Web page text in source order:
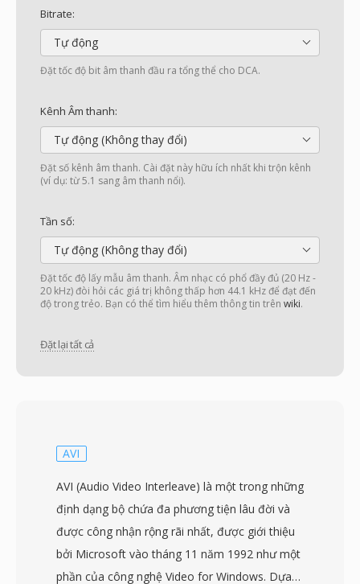
Bitrate:
Tự động
Đặt tốc độ bit âm thanh đầu ra tổng thể cho DCA.
Kênh Âm thanh:
Tự động (Không thay đổi)
Đặt số kênh âm thanh. Cài đặt này hữu ích nhất khi trộn kênh
(ví dụ: từ 5.1 sang âm thanh nổi).
Tần số:
Tự động (Không thay đổi)
Đặt tốc độ lấy mẫu âm thanh. Âm nhạc có phổ đầy đủ (20 Hz -
20 kHz) đòi hỏi các giá trị không thấp hơn 44.1 kHz để đạt đến
độ trong trẻo. Bạn có thể tìm hiểu thêm thông tin trên wiki.
Đặt lại tất cả
AVI
AVI (Audio Video Interleave) là một trong những
định dạng bộ chứa đa phương tiện lâu đời và
được công nhận rộng rãi nhất, được giới thiệu
bởi Microsoft vào tháng 11 năm 1992 như một
phần của công nghệ Video for Windows. Dựa